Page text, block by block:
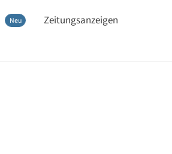
Neu
Zeitungsanzeigen